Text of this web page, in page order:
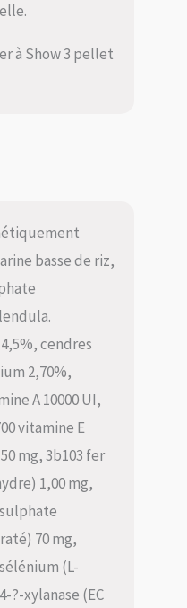
à Show 3 pellet
basse de riz,
cendres
2,70%,
A 10000 UI,
vitamine E
mg, 3b103 fer
1,00 mg,
70 mg,
(L-
?-xylanase (EC